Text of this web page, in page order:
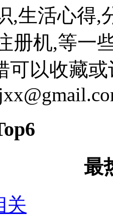
,生活心得,
册机,等一
可以收藏
最
关